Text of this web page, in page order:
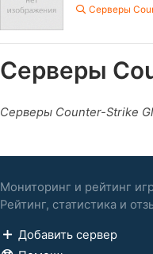
Серверы
Серверы
Серверы Counter-Strike
Мониторинг и рейтинг
Рейтинг, статистика и
Добавить сервер